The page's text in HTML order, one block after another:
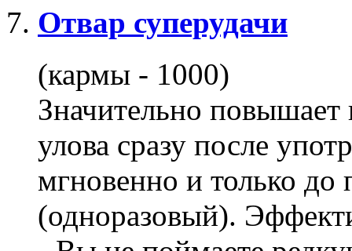
Отвар суперудачи
(кармы - 1000)
Значительно повышает
улова сразу после
мгновенно и только
(одноразовый).